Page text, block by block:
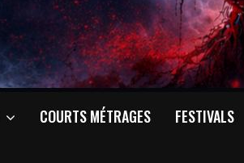
COURTS MÉTRAGES FESTIVALS